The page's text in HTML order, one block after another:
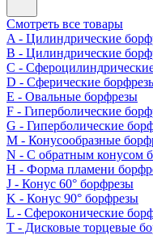
Смотреть все товары
A - Цилиндрические
B - Цилиндрические
C -
D - Сферические
E - Овальные борфрезы
F - Гиперболические
G - Гиперболические
M - Конусообразные
N - С обратным конусом
H - Форма пламени
J - Конус 60° борфрезы
K - Конус 90° борфрезы
L - Сфероконические
T - Дисковые торцевые